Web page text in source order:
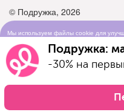
© Подружка, 2026
Мы используем файлы cookie для
использования cookie-файлов
Подружка:
-30% на